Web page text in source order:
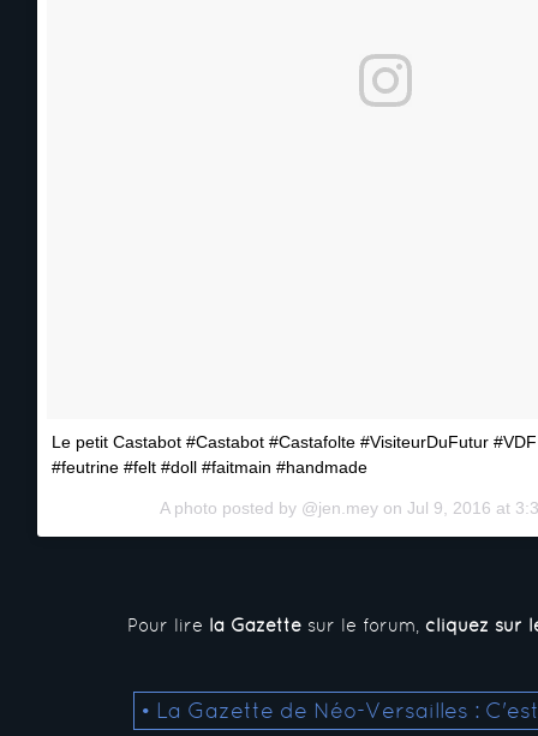
Le petit Castabot #Castabot #Castafolte #VisiteurDuFutur
#feutrine #felt #doll #faitmain #handmade
A photo posted by @jen.mey on Jul 9, 2016 at
Pour lire la Gazettesur le forum, cliquez sur
• La Gazette de Néo-Versailles :